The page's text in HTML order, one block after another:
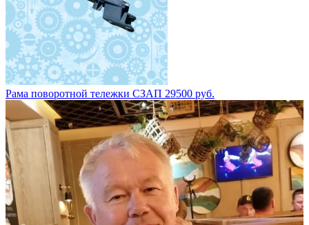
Рама поворотной тележки СЗАП 29500 руб.